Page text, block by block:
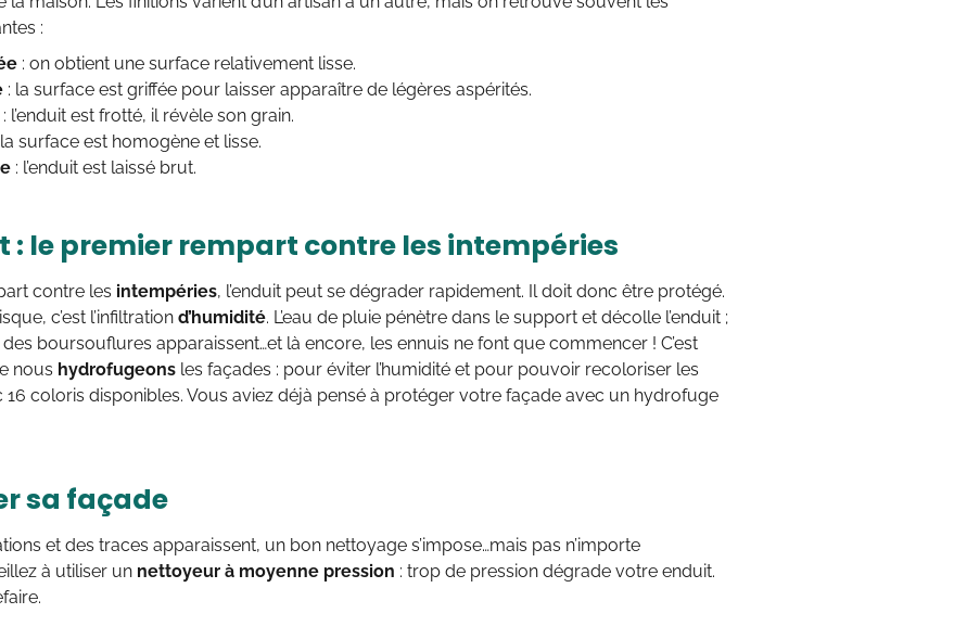
:
: on obtient une surface relativement lisse.
: la surface est griffée pour laisser apparaître de légères aspérités.
: l’enduit est frotté, il révèle son grain.
surface est homogène et lisse.
: l’enduit est laissé brut.
: le premier rempart contre les intempéries
contre les intempéries, l’enduit peut se dégrader rapidement. Il doit donc être protégé.
c’est l’infiltration d’humidité. L’eau de pluie pénètre dans le support et décolle l’enduit ;
boursouflures apparaissent…et là encore, les ennuis ne font que commencer ! C’est
nous hydrofugeons les façades : pour éviter l’humidité et pour pouvoir recoloriser les
16 coloris disponibles. Vous aviez déjà pensé à protéger votre façade avec un hydrofuge
sa façade
et des traces apparaissent, un bon nettoyage s’impose…mais pas n’importe
à utiliser un nettoyeur à moyenne pression : trop de pression dégrade votre enduit.